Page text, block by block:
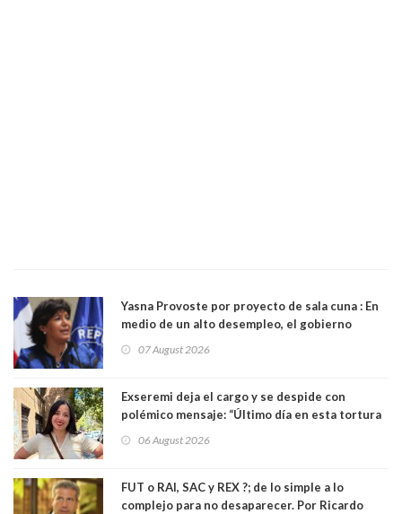
Yasna Provoste por proyecto de sala cuna : En
medio de un alto desempleo, el gobierno
07 August 2026
Exseremi deja el cargo y se despide con
polémico mensaje: “Último día en esta tortura
06 August 2026
FUT o RAI, SAC y REX ?; de lo simple a lo
complejo para no desaparecer. Por Ricardo